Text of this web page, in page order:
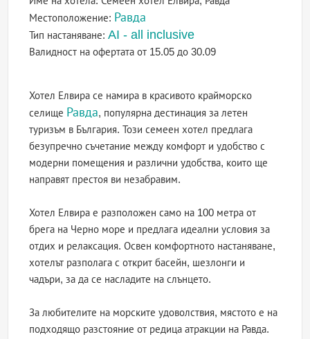
Местоположение: Равда
Тип настаняване:AI - all inclusive
Валидност на офертатаот 15.05 до 30.09
Хотел Елвира се намира в красивото крайморско
селище Равда, популярна дестинация за летен
туризъм в България. Този семеен хотел предлага
безупречно съчетание между комфорт и удобство с
модерни помещения и различни удобства, които ще
направят престоя ви незабравим.
Хотел Елвира е разположен само на 100 метра от
брега на Черно море и предлага идеални условия за
отдих и релаксация. Освен комфортното настаняване,
хотелът разполага с открит басейн, шезлонги и
чадъри, за да се насладите на слънцето.
За любителите на морските удоволствия, мястото е на
подходящо разстояние от редица атракции на Равда.